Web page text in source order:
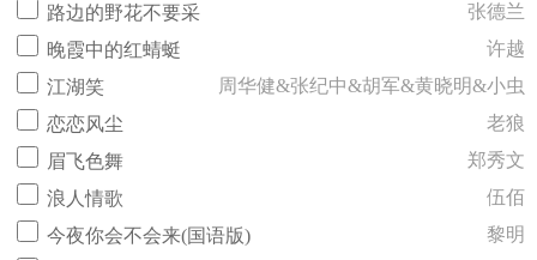
路边的野花不要采
张德兰
晚霞中的红蜻蜓
许越
江湖笑
周华健&张纪中&胡军&黄晓明&小虫
恋恋风尘
老狼
眉飞色舞
郑秀文
浪人情歌
伍佰
今夜你会不会来(国语版)
黎明